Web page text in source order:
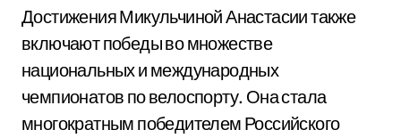
Достижения Микульчиной Анастасии также
включают победы во множестве
национальных и международных
чемпионатов по велоспорту. Она стала
многократным победителем Российского